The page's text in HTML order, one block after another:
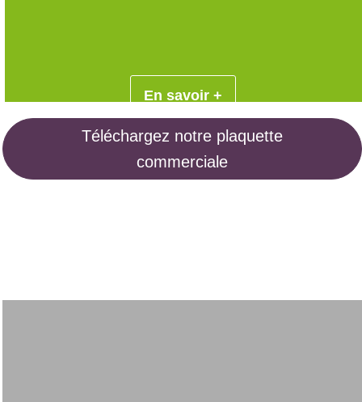
En savoir +
Téléchargez notre plaquette
commerciale